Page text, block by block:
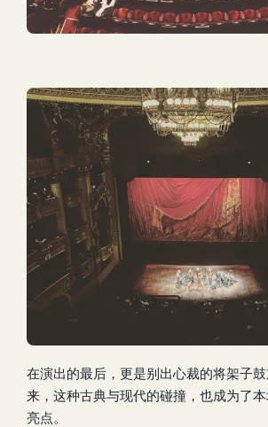
在演出的最后，更是别出心裁的将架子
来，这种古典与现代的碰撞，也成为了
亮点。